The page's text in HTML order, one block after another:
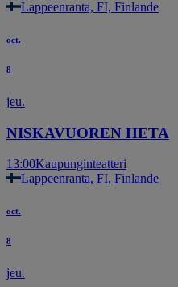
Lappeenranta, FI, Finlande
oct.
8
jeu.
NISKAVUOREN HETA
13:00Kaupunginteatteri
Lappeenranta, FI, Finlande
oct.
8
jeu.